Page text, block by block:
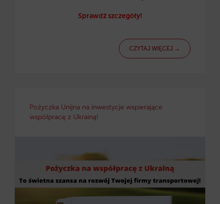
Sprawdź szczegóły!
CZYTAJ WIĘCEJ →
Pożyczka Unijna na inwestycje wspierające
współpracę z Ukrainą!